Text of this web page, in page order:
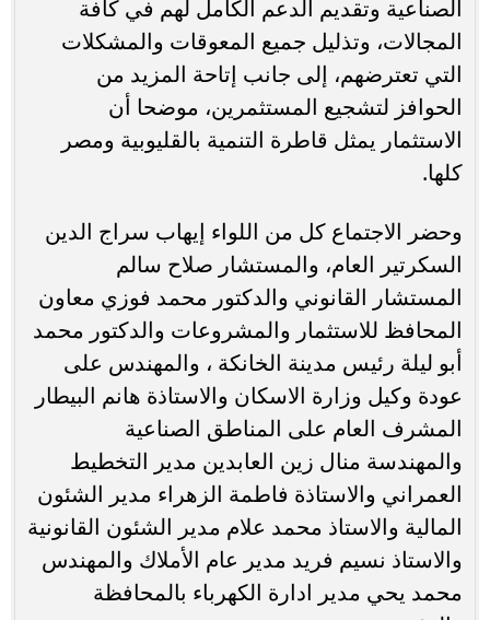
الصناعية وتقديم الدعم الكامل لهم في كافة
المجالات، وتذليل جميع المعوقات والمشكلات
التي تعترضهم، إلى جانب إتاحة المزيد من
الحوافز لتشجيع المستثمرين، موضحا أن
الاستثمار يمثل قاطرة التنمية بالقليوبية ومصر
كلها.
وحضر الاجتماع كل من اللواء إيهاب سراج الدين
السكرتير العام، والمستشار صلاح سالم
المستشار القانوني والدكتور محمد فوزي معاون
المحافظ للاستثمار والمشروعات والدكتور محمد
أبو ليلة رئيس مدينة الخانكة ، والمهندس على
عودة وكيل وزارة الاسكان والاستاذة هانم البيطار
المشرف العام على المناطق الصناعية
والمهندسة منال زين العابدين مدير التخطيط
العمراني والاستاذة فاطمة الزهراء مدير الشئون
المالية والاستاذ محمد علام مدير الشئون القانونية
والاستاذ نسيم فريد مدير عام الأملاك والمهندس
محمد يحي مدير ادارة الكهرباء بالمحافظة